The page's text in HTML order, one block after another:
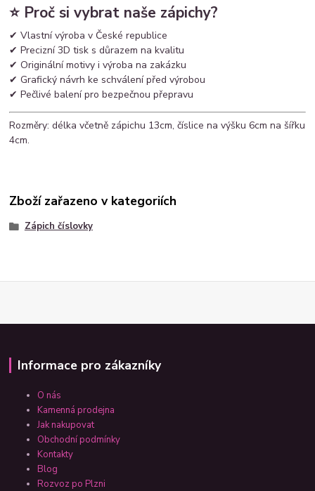
⭐ Proč si vybrat naše zápichy?
✔ Vlastní výroba v České republice
✔ Precizní 3D tisk s důrazem na kvalitu
✔ Originální motivy i výroba na zakázku
✔ Grafický návrh ke schválení před výrobou
✔ Pečlivé balení pro bezpečnou přepravu
Rozměry: délka včetně zápichu 13cm, číslice na výšku 6cm na šířku
4cm.
Zboží zařazeno v kategoriích
Zápich číslovky
Informace pro zákazníky
O nás
Kamenná prodejna
Jak nakupovat
Obchodní podmínky
Kontakty
Blog
Rozvoz po Plzni